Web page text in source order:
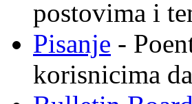
postovima i
Pisanje -
korisnicima